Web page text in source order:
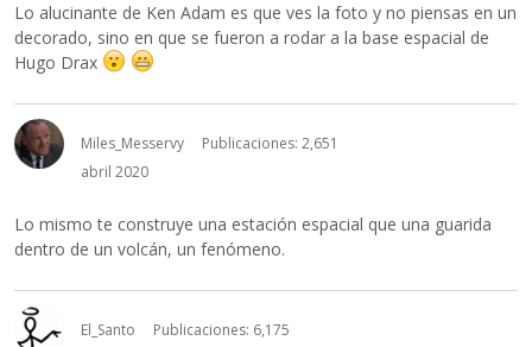
Lo alucinante de Ken Adam es que ves la foto y no piensas en un
decorado, sino en que se fueron a rodar a la base espacial de
Hugo Drax
Miles_Messervy
Publicaciones: 2,651
abril 2020
Lo mismo te construye una estación espacial que una guarida
dentro de un volcán, un fenómeno.
El_Santo
Publicaciones: 6,175